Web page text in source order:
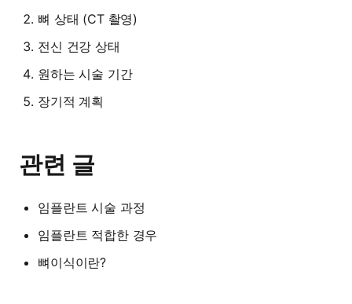
뼈 상태 (CT 촬영)
전신 건강 상태
원하는 시술 기간
장기적 계획
관련 글
임플란트 시술 과정
임플란트 적합한 경우
뼈이식이란?